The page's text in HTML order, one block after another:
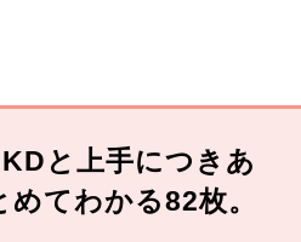
と上手につきあ
てわかる82枚。